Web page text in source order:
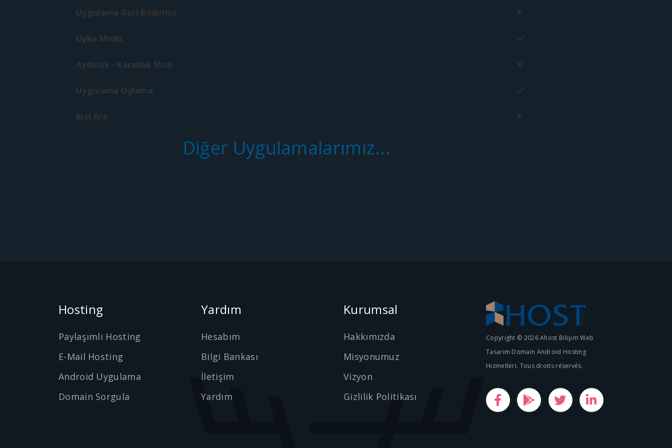
Uygulama Geri Bildirimi
Uyku Modu
Aydınlık - Karanlık Mod
Uygulama Oylama
Bizi Ara
Diğer Uygulamalarımız...
Hosting
Paylaşımlı Hosting
E-Mail Hosting
Android Uygulama
Domain Sorgula
Yardım
Hesabım
Bilgi Bankası
İletişim
Yardım
Kurumsal
Hakkımızda
Misyonumuz
Vizyon
Gizlilik Politikası
Copyright © 2026 Ahost Bilişim Web
Tasarım Domain Android Hosting
Hizmetleri. Tous droits réservés.